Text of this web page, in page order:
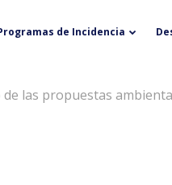
de Incidencia
las propuestas